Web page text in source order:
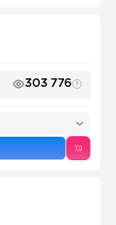
303 776